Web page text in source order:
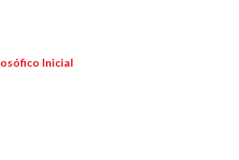
Inicial